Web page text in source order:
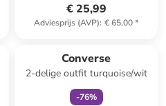
€ 25,99
Adviesprijs (AVP): € 65,00*
Converse
2-delige outfit turquoise/wit
-76%